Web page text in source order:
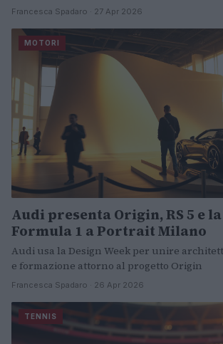
Francesca Spadaro · 27 Apr 2026
MOTORI
Audi presenta Origin, RS 5 e
Formula 1 a Portrait Milano
Audi usa la Design Week per unire
e formazione attorno al progetto Origin
Francesca Spadaro · 26 Apr 2026
TENNIS